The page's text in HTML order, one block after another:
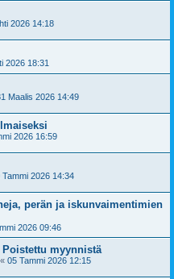
2026 14:18
2026 18:31
Maalis 2026 14:49
2026 16:59
Tammi 2026 14:34
perän ja iskunvaimentimien
2026 09:46
Poistettu myynnistä
« 05 Tammi 2026 12:15